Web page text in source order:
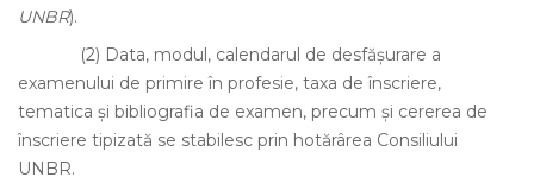
UNBR).
(2) Data, modul, calendarul de desfăşurare a
examenului de primire în profesie, taxa de înscriere,
tematica şi bibliografia de examen, precum şi cererea de
înscriere tipizată se stabilesc prin hotărârea Consiliului
UNBR.